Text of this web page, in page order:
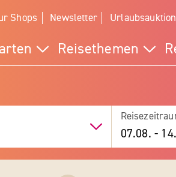
Shops Newsletter
Reisethemen
07.08. -